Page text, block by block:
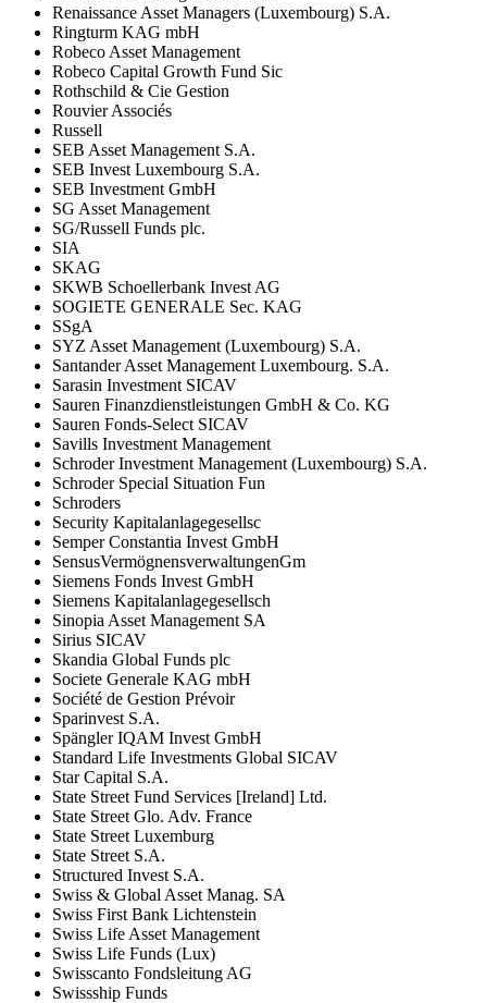
Renaissance Asset Managers (Luxembourg) S.A.
Ringturm KAG mbH
Robeco Asset Management
Robeco Capital Growth Fund Sic
Rothschild & Cie Gestion
Rouvier Associés
Russell
SEB Asset Management S.A.
SEB Invest Luxembourg S.A.
SEB Investment GmbH
SG Asset Management
SG/Russell Funds plc.
SIA
SKAG
SKWB Schoellerbank Invest AG
SOGIETE GENERALE Sec. KAG
SSgA
SYZ Asset Management (Luxembourg) S.A.
Santander Asset Management Luxembourg. S.A.
Sarasin Investment SICAV
Sauren Finanzdienstleistungen GmbH & Co. KG
Sauren Fonds-Select SICAV
Savills Investment Management
Schroder Investment Management (Luxembourg) S.A.
Schroder Special Situation Fun
Schroders
Security Kapitalanlagegesellsc
Semper Constantia Invest GmbH
SensusVermögnensverwaltungenGm
Siemens Fonds Invest GmbH
Siemens Kapitalanlagegesellsch
Sinopia Asset Management SA
Sirius SICAV
Skandia Global Funds plc
Societe Generale KAG mbH
Société de Gestion Prévoir
Sparinvest S.A.
Spängler IQAM Invest GmbH
Standard Life Investments Global SICAV
Star Capital S.A.
State Street Fund Services [Ireland] Ltd.
State Street Glo. Adv. France
State Street Luxemburg
State Street S.A.
Structured Invest S.A.
Swiss & Global Asset Manag. SA
Swiss First Bank Lichtenstein
Swiss Life Asset Management
Swiss Life Funds (Lux)
Swisscanto Fondsleitung AG
Swissship Funds